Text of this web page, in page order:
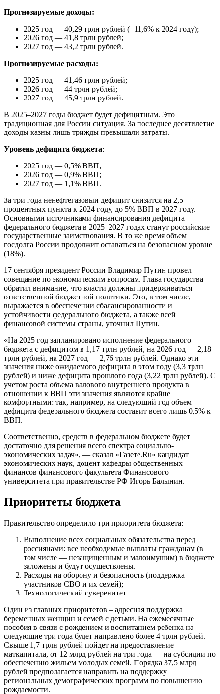
Прогнозируемые доходы:
2025 год — 40,29 трлн рублей (+11,6% к 2024 году);
2026 год — 41,8 трлн рублей;
2027 год — 43,2 трлн рублей.
Прогнозируемые расходы:
2025 год — 41,46 трлн рублей;
2026 год — 44 трлн рублей;
2027 год — 45,9 трлн рублей.
В 2025–2027 годы бюджет будет дефицитным. Это
традиционная для России ситуация. За последнее десятилетие
доходы казны лишь трижды превышали затраты.
Уровень дефицита бюджета:
2025 год — 0,5% ВВП;
2026 год — 0,9% ВВП;
2027 год — 1,1% ВВП.
За три года ненефтегазовый дефицит снизится на 2,5
процентных пункта к 2024 году, до 5% ВВП в 2027 году.
Основными источниками финансирования дефицита
федерального бюджета в 2025–2027 годах станут российские
государственные заимствования. В то же время объем
госдолга России продолжит оставаться на безопасном уровне
(18%).
17 сентября президент России Владимир Путин провел
совещание по экономическим вопросам. Глава государства
обратил внимание, что власти должны придерживаться
ответственной бюджетной политики. Это, в том числе,
выражается в обеспечении сбалансированности и
устойчивости федерального бюджета, а также всей
финансовой системы страны, уточнил Путин.
«На 2025 год запланировано исполнение федерального
бюджета с дефицитом в 1,17 трлн рублей, на 2026 год — 2,18
трлн рублей, на 2027 год — 2,76 трлн рублей. Однако эти
значения ниже ожидаемого дефицита в этом году (3,3 трлн
рублей) и ниже дефицита прошлого года (3,22 трлн рублей). С
учетом роста объема валового внутреннего продукта в
отношении к ВВП эти значения являются крайне
комфортными: так, например, на следующий год объем
дефицита федерального бюджета составит всего лишь 0,5% к
ВВП.
Соответственно, средств в федеральном бюджете будет
достаточно для решения всего спектра социально-
экономических задач», — сказал «Газете.Ru» кандидат
экономических наук, доцент кафедры общественных
финансов финансового факультета Финансового
университета при правительстве РФ Игорь Балынин.
Приоритеты бюджета
Правительство определило три приоритета бюджета:
Выполнение всех социальных обязательства перед
россиянами: все необходимые выплаты гражданам (в
том числе — незащищенным и малоимущим) в бюджете
заложены и будут осуществлены.
Расходы на оборону и безопасность (поддержка
участников СВО и их семей);
Технологический суверенитет.
Один из главных приоритетов – адресная поддержка
беременных женщин и семей с детьми. На ежемесячные
пособия в связи с рождением и воспитанием ребенка на
следующие три года будет направлено более 4 трлн рублей.
Свыше 1,7 трлн рублей пойдет на предоставление
маткапитала, от 12 млрд рублей на три года — на субсидии по
обеспечению жильем молодых семей. Порядка 37,5 млрд
рублей предполагается направить на поддержку
региональных демографических программ по повышению
рождаемости.